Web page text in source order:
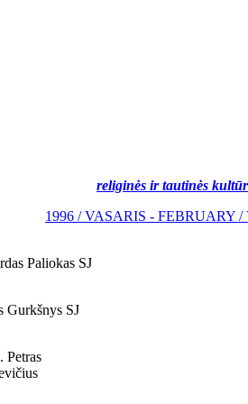
religinės ir tautinės
1996 / VASARIS - FEBRUARY
Paliokas SJ
Gurkšnys SJ
Petras